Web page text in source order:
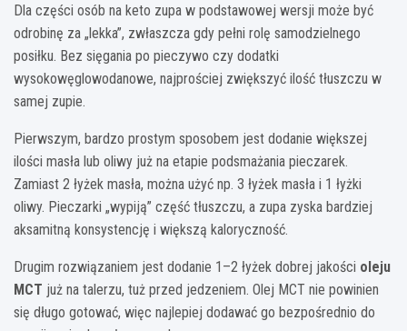
Dla części osób na keto zupa w podstawowej wersji może być
odrobinę za „lekka”, zwłaszcza gdy pełni rolę samodzielnego
posiłku. Bez sięgania po pieczywo czy dodatki
wysokowęglowodanowe, najprościej zwiększyć ilość tłuszczu w
samej zupie.
Pierwszym, bardzo prostym sposobem jest dodanie większej
ilości masła lub oliwy już na etapie podsmażania pieczarek.
Zamiast 2 łyżek masła, można użyć np. 3 łyżek masła i 1 łyżki
oliwy. Pieczarki „wypiją” część tłuszczu, a zupa zyska bardziej
aksamitną konsystencję i większą kaloryczność.
Drugim rozwiązaniem jest dodanie 1–2 łyżek dobrej jakości oleju
MCT już na talerzu, tuż przed jedzeniem. Olej MCT nie powinien
się długo gotować, więc najlepiej dodawać go bezpośrednio do